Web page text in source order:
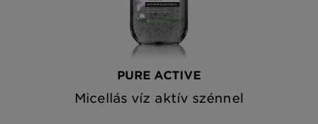
PURE ACTIVE
Micellás víz aktív szénnel